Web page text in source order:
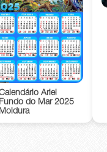
Ariel
Fundo do Mar 2025
Moldura